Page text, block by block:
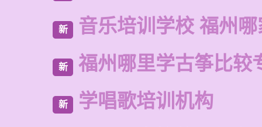
新 音乐培训学校 福州
新 福州哪里学古筝比较
新 学唱歌培训机构